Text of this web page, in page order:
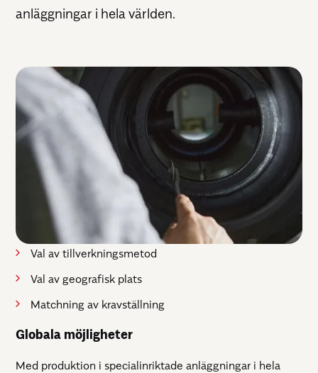
anläggningar i hela världen.
Val av tillverkningsmetod
Val av geografisk plats
Matchning av kravställning
Globala möjligheter
Med produktion i specialinriktade anläggningar i hela